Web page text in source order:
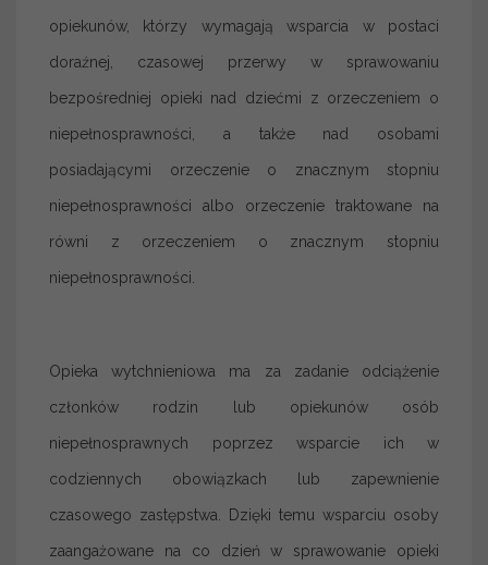
opiekunów, którzy wymagają wsparcia w postaci
doraźnej, czasowej przerwy w sprawowaniu
bezpośredniej opieki nad dziećmi z orzeczeniem o
niepełnosprawności, a także nad osobami
posiadającymi orzeczenie o znacznym stopniu
niepełnosprawności albo orzeczenie traktowane na
równi z orzeczeniem o znacznym stopniu
niepełnosprawności.
Opieka wytchnieniowa ma za zadanie odciążenie
członków rodzin lub opiekunów osób
niepełnosprawnych poprzez wsparcie ich w
codziennych obowiązkach lub zapewnienie
czasowego zastępstwa. Dzięki temu wsparciu osoby
zaangażowane na co dzień w sprawowanie opieki